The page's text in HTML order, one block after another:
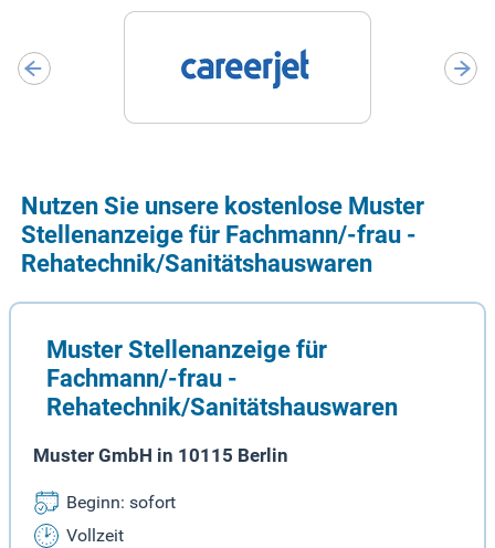
Nutzen Sie unsere kostenlose Muster
Stellenanzeige für Fachmann/-frau -
Rehatechnik/Sanitätshauswaren
Muster Stellenanzeige für
Fachmann/-frau -
Rehatechnik/Sanitätshauswaren
Muster GmbH in 10115 Berlin
Beginn: sofort
Vollzeit